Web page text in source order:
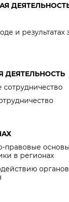
и результатах
сотрудничество
правовые
в регионах